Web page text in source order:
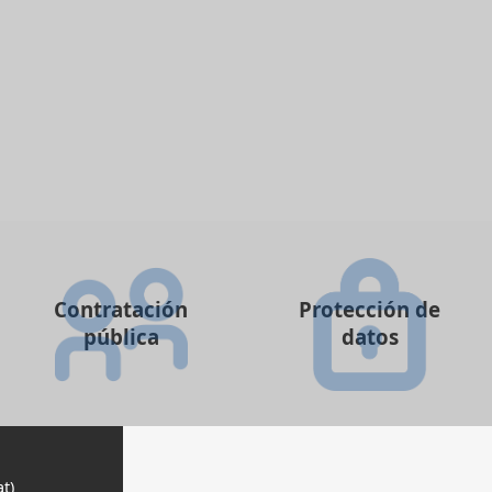
Contratación
pública
Protección de
datos